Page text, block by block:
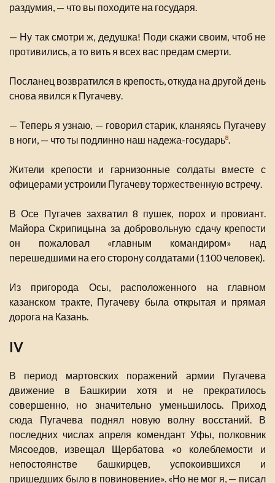
раздумия, — что вы походите на государя.
— Ну так смотри ж, дедушка! Поди скажи своим, чтоб не
противились, а то вить я всех вас предам смерти.
Посланец возвратился в крепость, откуда на другой день
снова явился к Пугачеву.
— Теперь я узнаю, — говорил старик, кланяясь Пугачеву
в ноги, — что ты подлинно наш надежа-государь8
Жители крепости и гарнизонные солдаты вместе с
офицерами устроили Пугачеву торжественную встречу.
В Осе Пугачев захватил 8 пушек, порох и провиант.
Майора Скрипицына за добровольную сдачу крепости
он пожаловал «главным командиром» над
перешедшими на его сторону солдатами (1100 человек).
Из пригорода Осы, расположенного на главном
казанском тракте, Пугачеву была открытая и прямая
дорога на Казань.
IV
В период мартовских поражений армии Пугачева
движение в Башкирии хотя и не прекратилось
совершенно, но значительно уменьшилось. Приход
сюда Пугачева поднял новую волну восстаний. В
последних числах апреля комендант Уфы, полковник
Мясоедов, извещал Щербатова «о колеблемости и
непостоянстве башкирцев, успокоившихся и
пришедших было в повиновение». «Но не мог я, — писал